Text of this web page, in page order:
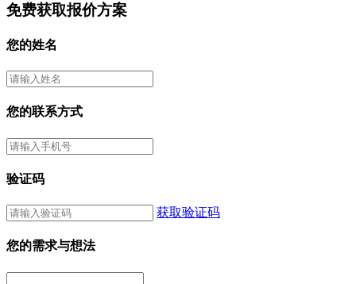
免费获取报价方案
您的姓名
您的联系方式
验证码
获取验证码
您的需求与想法